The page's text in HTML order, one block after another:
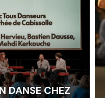
DANSE CHEZ